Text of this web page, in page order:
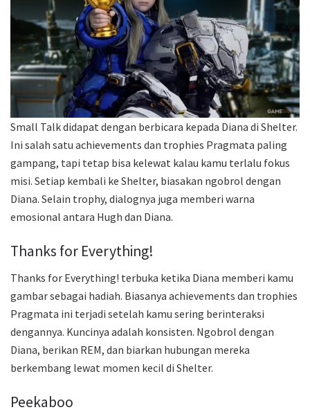
Small Talk didapat dengan berbicara kepada Diana di Shelter.
Ini salah satu achievements dan trophies Pragmata paling
gampang, tapi tetap bisa kelewat kalau kamu terlalu fokus
misi. Setiap kembali ke Shelter, biasakan ngobrol dengan
Diana. Selain trophy, dialognya juga memberi warna
emosional antara Hugh dan Diana.
Thanks for Everything!
Thanks for Everything! terbuka ketika Diana memberi kamu
gambar sebagai hadiah. Biasanya achievements dan trophies
Pragmata ini terjadi setelah kamu sering berinteraksi
dengannya. Kuncinya adalah konsisten. Ngobrol dengan
Diana, berikan REM, dan biarkan hubungan mereka
berkembang lewat momen kecil di Shelter.
Peekaboo